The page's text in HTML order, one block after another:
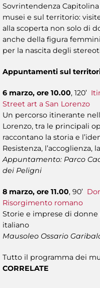
Sovrintendenza
musei e sul territorio:
alla scoperta non solo di
anche della figura
per la nascita degli
Appuntamenti sul
6 marzo, ore 10.00, 120’
Street art a San Lorenzo
Un percorso itinerante
Lorenzo, tra le principali
raccontano la storia e
Resistenza,
Appuntamento: Parco
dei Peligni
8 marzo, ore 11.00, 90’
Risorgimento romano
Storie e imprese di
italiano
Mausoleo Ossario
Tutto il programma dei
CORRELATE